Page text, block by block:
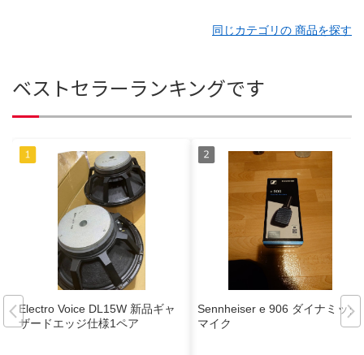
同じカテゴリの 商品を探す
ベストセラーランキングです
Electro Voice DL15W 新品ギャ
ザードエッジ仕様1ペア
Sennheiser e 906 ダイナミック
マイク